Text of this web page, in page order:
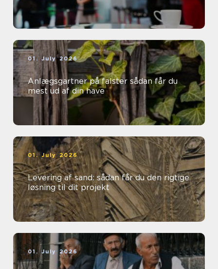
01. July 2026
Anlægsgartner på falster sådan får du
mest ud af din have
01. July 2026
Levering af sand: sådan får du den rigtige
løsning til dit projekt
01. July 2026